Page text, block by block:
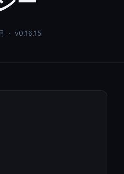
· v0.16.15